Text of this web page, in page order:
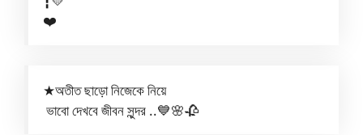
❤️
★অতীত ছাড়ো নিজেকে নিয়ে
ভাবো দেখবে জীবন সুন্দর ..💙🌸🥀